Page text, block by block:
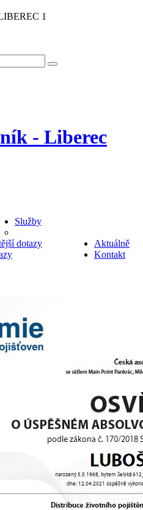
1
- Liberec
Služby
dotazy
Aktuálně
Kontakt